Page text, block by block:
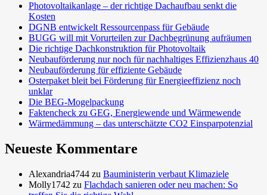
Photovoltaikanlage – der richtige Dachaufbau senkt die
Kosten
DGNB entwickelt Ressourcenpass für Gebäude
BUGG will mit Vorurteilen zur Dachbegrünung aufräumen
Die richtige Dachkonstruktion für Photovoltaik
Neubauförderung nur noch für nachhaltiges Effizienzhaus 40
Neubauförderung für effiziente Gebäude
Osterpaket bleit bei Förderung für Energieeffizienz noch
unklar
Die BEG-Mogelpackung
Faktencheck zu GEG, Energiewende und Wärmewende
Wärmedämmung – das unterschätzte CO2 Einsparpotenzial
Neueste Kommentare
Alexandria4744 zu Bauministerin verbaut Klimaziele
Molly1742 zu Flachdach sanieren oder neu machen: So